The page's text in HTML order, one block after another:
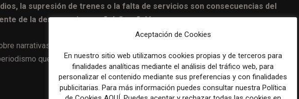
la supresión de trenes o la falta de servicios son consecuencias del
de la democracia española”, señaló.
narrativas digitales y el impacto de la inteligencia artificial en los medios, se
que “escucha, acompaña y permanece”.
Aceptación de Cookies
En nuestro sitio web utilizamos cookies propias y de terceros para
finalidades analíticas mediante el análisis del tráfico web, para
personalizar el contenido mediante sus preferencias y con finalidades
publicitarias. Para más información puedes consultar nuestra Política